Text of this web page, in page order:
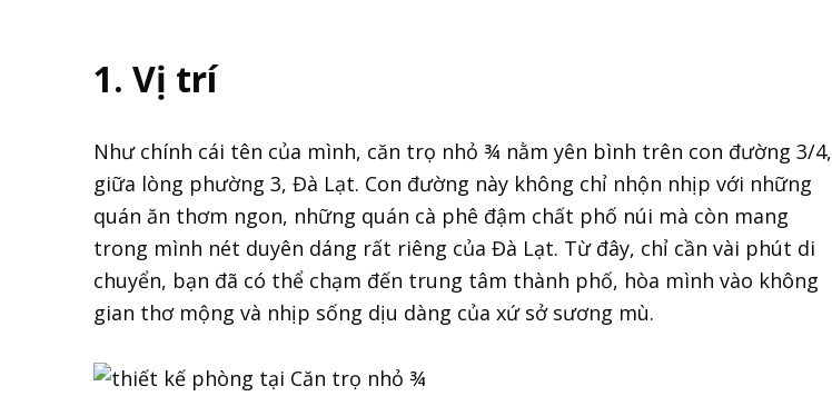
1. Vị trí
Như chính cái tên của mình, căn trọ nhỏ ¾ nằm yên bình trên con đường 3/4,
giữa lòng phường 3, Đà Lạt. Con đường này không chỉ nhộn nhịp với những
quán ăn thơm ngon, những quán cà phê đậm chất phố núi mà còn mang
trong mình nét duyên dáng rất riêng của Đà Lạt. Từ đây, chỉ cần vài phút di
chuyển, bạn đã có thể chạm đến trung tâm thành phố, hòa mình vào không
gian thơ mộng và nhịp sống dịu dàng của xứ sở sương mù.